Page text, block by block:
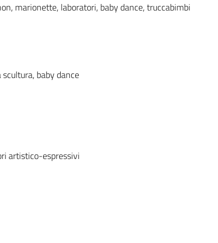
marionette, laboratori, baby dance, truccabimbi
baby dance
artistico-espressivi